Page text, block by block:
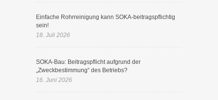
Einfache Rohrreinigung kann SOKA-beitragspflichtig
sein!
18. Juli 2026
SOKA-Bau: Beitragspflicht aufgrund der
„Zweckbestimmung“ des Betriebs?
16. Juni 2026